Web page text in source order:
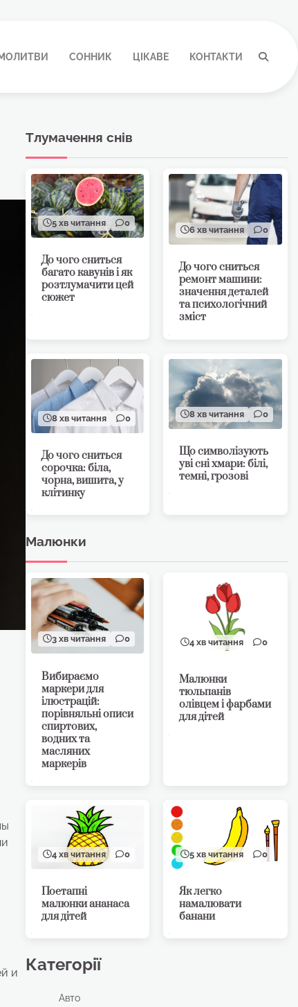
СОННИК ЦІКАВЕ КОНТАКТИ
и
Тлумачення снів
5 хв читання 0
До чого сниться
багато кавунів і як
розтлумачити цей
сюжет
6 хв читання 0
До чого сниться
ремонт машини:
значення деталей
та психологічний
зміст
8 хв читання 0
До чого сниться
сорочка: біла,
чорна, вишита, у
клітинку
8 хв читання 0
Що символізують
уві сні хмари: білі,
темні, грозові
Малюнки
3 хв читання 0
Вибираємо
маркери для
ілюстрацій:
порівняльні описи
спиртових,
водних та
масляних
маркерів
4 хв читання 0
Малюнки
тюльпанів
олівцем і фарбами
для дітей
4 хв читання 0
Поетапні
малюнки ананаса
для дітей
5 хв читання 0
Як легко
намалювати
банани
Категорії
Авто